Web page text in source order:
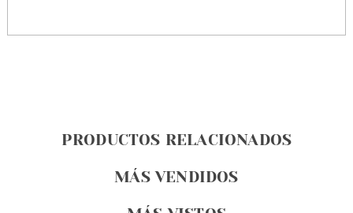
PRODUCTOS RELACIONADOS
MÁS VENDIDOS